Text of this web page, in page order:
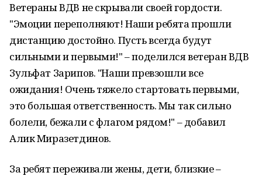
Ветераны ВДВ не скрывали своей гордости.
"Эмоции переполняют! Наши ребята прошли
дистанцию достойно. Пусть всегда будут
сильными и первыми!" – поделился ветеран ВДВ
Зульфат Зарипов. "Наши превзошли все
ожидания! Очень тяжело стартовать первыми,
это большая ответственность. Мы так сильно
болели, бежали с флагом рядом!" – добавил
Алик Миразетдинов.
За ребят переживали жены, дети, близкие –